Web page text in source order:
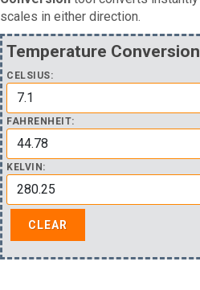
scales in either direction.
Temperature Conversion
CELSIUS:
FAHRENHEIT:
KELVIN: